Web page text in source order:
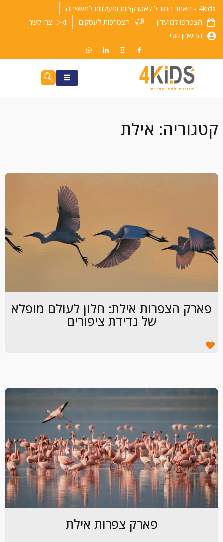
דילוג
לתוכן
4kids - האתר המוביל לאטרקציות ופעילויות למשפחה
הצטרפו למועדון
הצטרפות לעסקים
צרו קשר
החשבון שלי
קטגוריה: אילת
פארק הצפרות אילת: חלון לעולם מופלא
של נדידת ציפורים
פארק צפרות אילת